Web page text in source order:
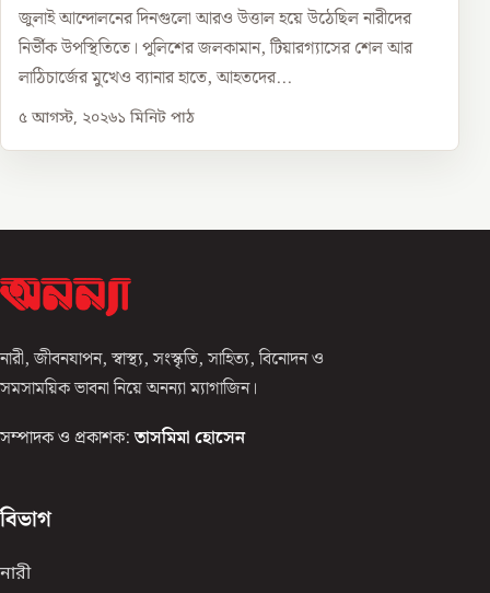
জুলাই আন্দোলনের দিনগুলো আরও উত্তাল হয়ে উঠেছিল নারীদের
নির্ভীক উপস্থিতিতে। পুলিশের জলকামান, টিয়ারগ্যাসের শেল আর
লাঠিচার্জের মুখেও ব্যানার হাতে, আহতদের...
৫ আগস্ট, ২০২৬১ মিনিট পাঠ
নারী, জীবনযাপন, স্বাস্থ্য, সংস্কৃতি, সাহিত্য, বিনোদন ও
সমসাময়িক ভাবনা নিয়ে অনন্যা ম্যাগাজিন।
সম্পাদক ও প্রকাশক: তাসমিমা হোসেন
বিভাগ
নারী